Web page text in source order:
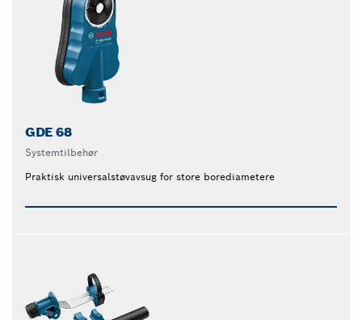
GDE 68
Systemtilbehør
Praktisk universalstøvavsug for store borediametere